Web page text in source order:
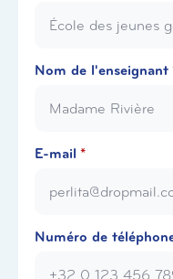
Nom de l'enseignant
E-mail *
Numéro de